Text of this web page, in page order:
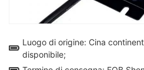
Luogo di origine: Cina
disponibile;